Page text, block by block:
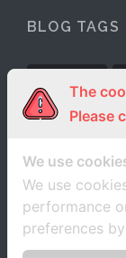
BLOG TAGS
The
Please
We use
We use
performance
preferences